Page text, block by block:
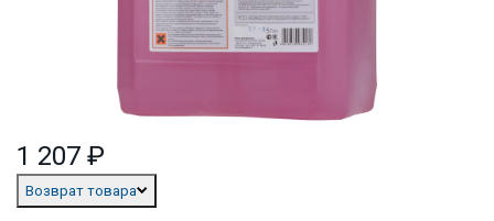
1 207 ₽
Возврат товара